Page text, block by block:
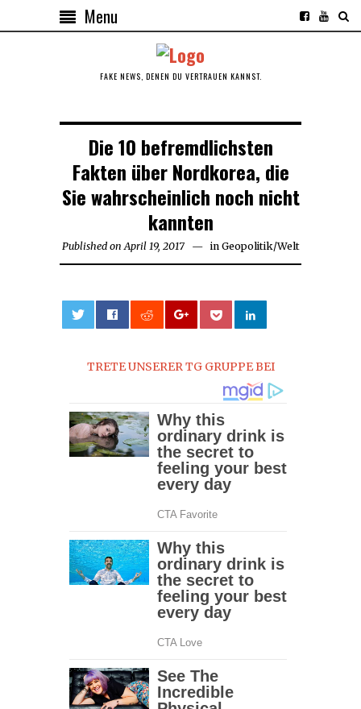
Menu
FAKE NEWS, DENEN DU VERTRAUEN KANNST.
Die 10 befremdlichsten
Fakten über Nordkorea, die
Sie wahrscheinlich noch nicht
kannten
Published on April 19, 2017 in Geopolitik/Welt
TRETE UNSERER TG GRUPPE BEI